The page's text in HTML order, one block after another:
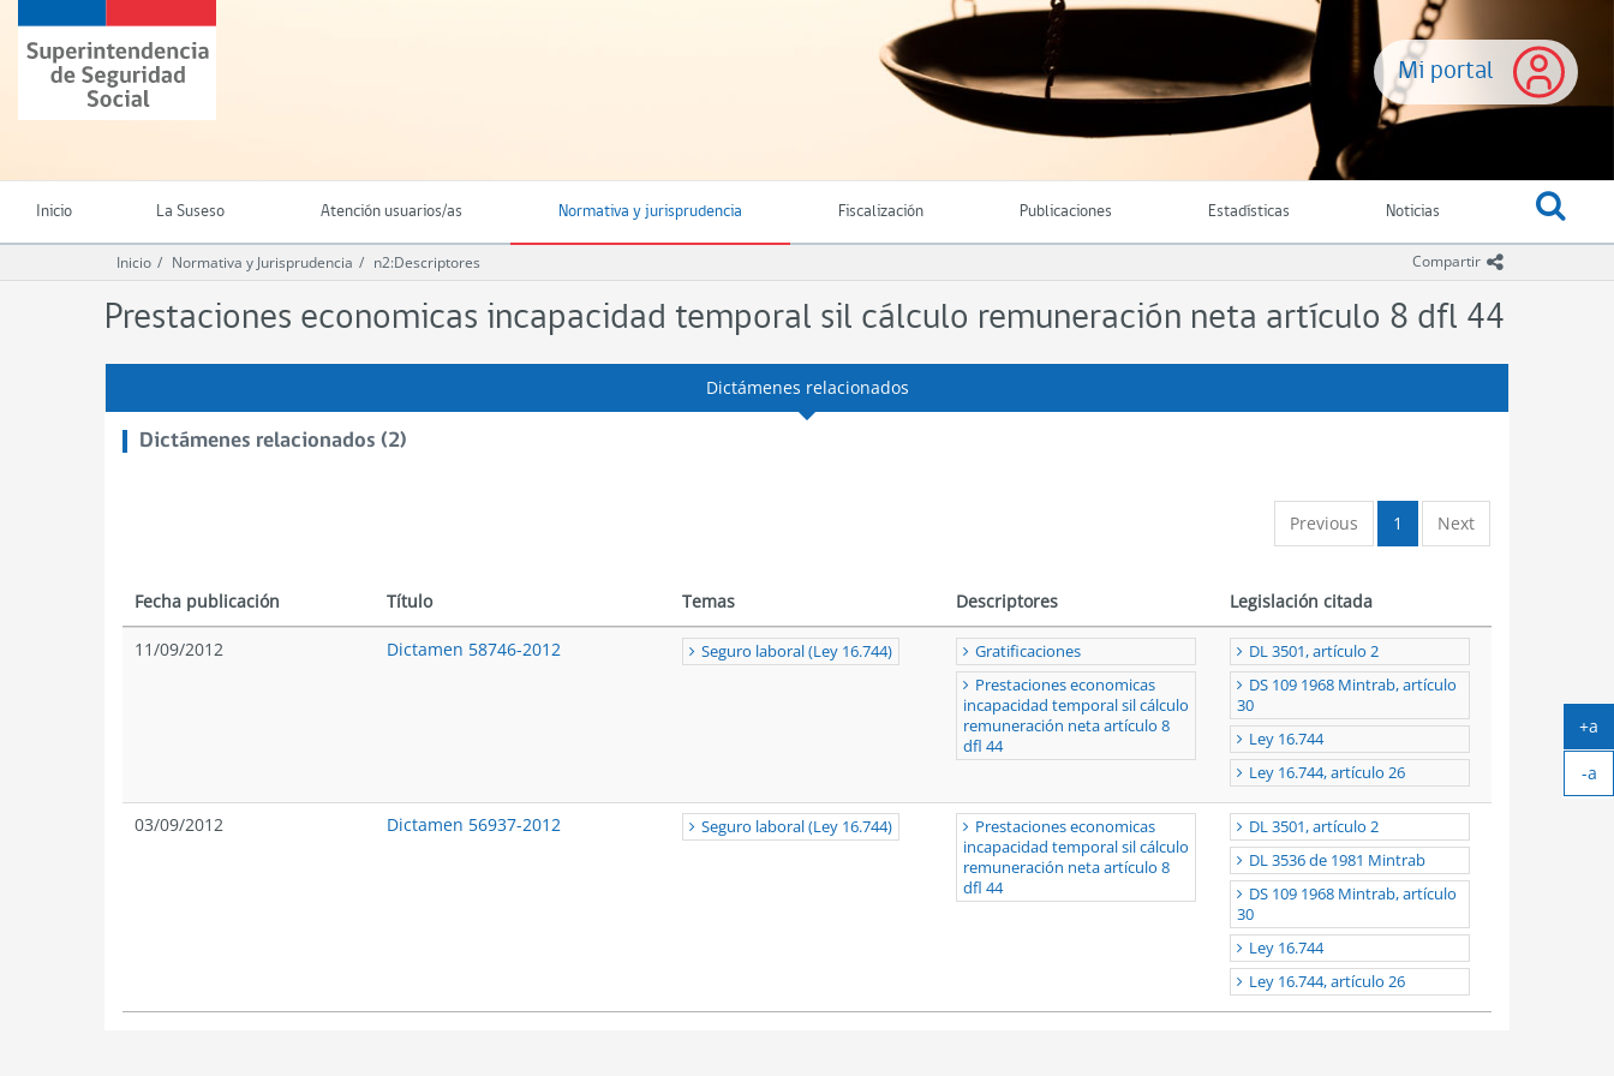
contenido
principal
Mi portal
Superintendencia
de
Seguridad
(SUSESO)
Chile
Inicio La Suseso Atención usuarios/as Normativa y jurisprudencia Fiscalización Publicaciones Estadísticas Noticias
Compartir icono
Inicio Normativa y Jurisprudencia n2:Descriptores
Prestaciones economicas incapacidad temporal sil cálculo remuneración neta artículo 8 dfl 44
Dictámenes relacionados
Dictámenes relacionados (2)
Previous 1 Next
Fecha publicación Título Temas Descriptores Legislación citada
11/09/2012 Dictamen 58746-2012 Seguro laboral (Ley 16.744)
Gratificaciones
Prestaciones economicas
incapacidad temporal sil cálculo
remuneración neta artículo 8
dfl 44
DL 3501, artículo 2
DS 109 1968 Mintrab, artículo
30
Ley 16.744
Ley 16.744, artículo 26
03/09/2012 Dictamen 56937-2012 Seguro laboral (Ley 16.744)
Prestaciones economicas
incapacidad temporal sil cálculo
remuneración neta artículo 8
dfl 44
DL 3501, artículo 2
DL 3536 de 1981 Mintrab
DS 109 1968 Mintrab, artículo
30
Ley 16.744
Ley 16.744, artículo 26
+a
-a